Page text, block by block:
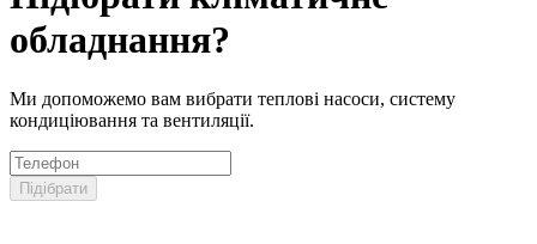
обладнання?
Ми допоможемо вам вибрати теплові насоси, систему
кондиціювання та вентиляції.
Підібрати